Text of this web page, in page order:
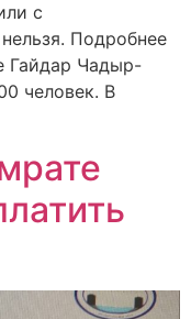
с
Подробнее
Гайдар Чадыр-
человек. В